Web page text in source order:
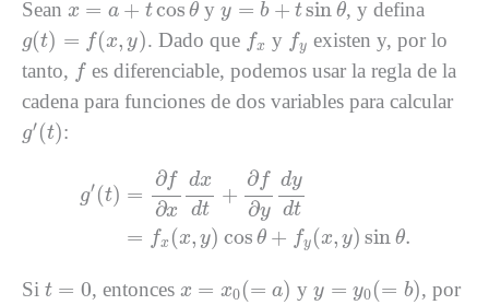
Sean x = a + tcos θ yy = b + tsin θ, y defina
g(t) = f(x, y)
(t) x,y . Dado que fx
fx y fy
fy existen y, por lo
tanto, f
f es diferenciable, podemos usar la regla de la
cadena para funciones de dos variables para calcular
g′(t)
′(t) :
g′(t) =
∂f
∂x
dx
dt
+
∂ f
∂y
dy
dt
= fx (x, y) cos θ + fy (x, y) sin θ.
xdx dt+ ydy dt=
Si t = 0
t= , entonces x = x0(= a)
=a yy = y0(= b)
=b
, por